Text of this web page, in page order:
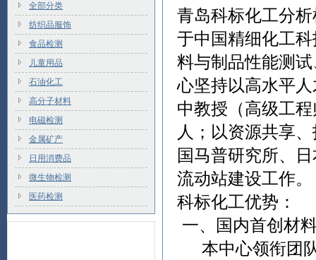
全部分类
纺织品服饰
食品检测
儿童用品
石油化工
高分子材料
电磁检测
金属矿产
日用消费品
微生物检测
医药检测
青岛科标化工分
于中国精细化工
料与制品性能测
心坚持以高水平
中教授（高级工
人；以资源共享
国马普研究所、
流动站建设工作。
科标化工优势：
一、国内首创材
本中心领衔团队